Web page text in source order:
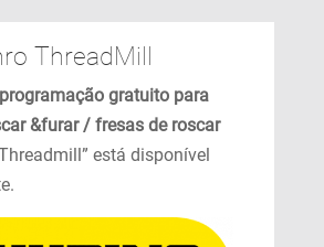
ThreadMill
gratuito para
&furar / fresas de roscar
está disponível